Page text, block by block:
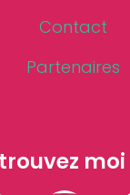
Contact
Partenaires
moi